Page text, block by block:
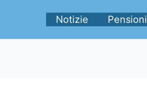
Notizie Pensioni